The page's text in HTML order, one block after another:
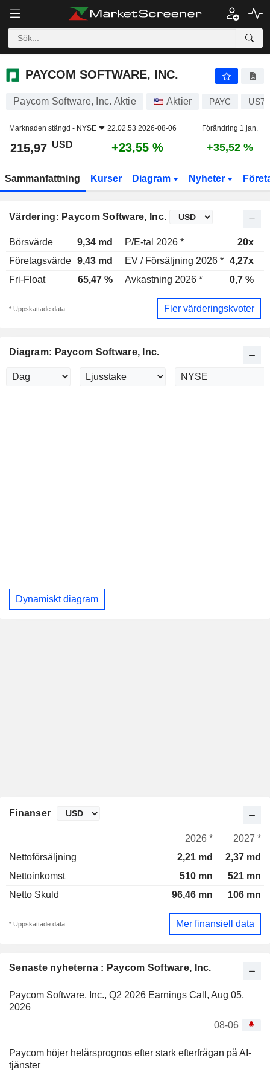
PAYCOM SOFTWARE, INC.
PAYCOM SOFTWARE, INC.
Paycom Software, Inc. Aktie Aktier PAYC
Marknaden stängd - NYSE 22.02.53 2026-08-06 Förändring 1 jan.
215,97 USD +23,55 % +35,52 %
Sammanfattning Kurser Diagram Nyheter
Värdering: Paycom Software, Inc.
Börsvärde 9,34 md P/E-tal 2026 * 20x
Företagsvärde 9,43 md EV / Försäljning 2026 * 4,27x
Fri-Float
65,47 % Avkastning 2026 * 0,7 %
* Uppskattade data Fler värderingskvoter
Diagram: Paycom Software, Inc.
Dynamiskt diagram
Senaste nyheterna : Paycom Software, Inc.
Paycom Software, Inc., Q2 2026 Earnings Call, Aug 05,
2026
08-06
Paycom höjer helårsprognos efter stark efterfrågan på AI-
tjänster
Finanser
2026 *
2027 *
Nettoförsäljning
2,21 md
2,37 md
Nettoinkomst
510 mn
521 mn
Netto Skuld
96,46 mn 106 mn
* Uppskattade data Mer finansiell data